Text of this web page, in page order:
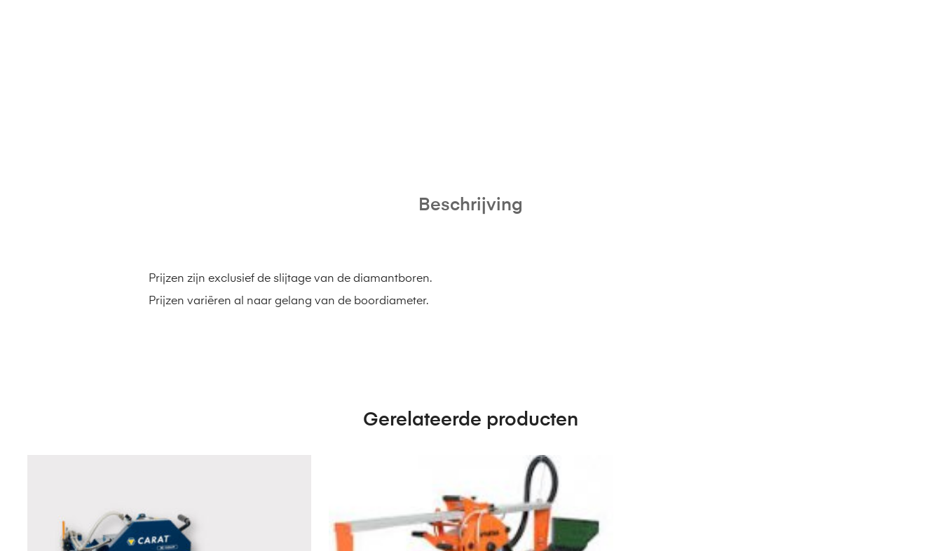
Beschrijving
Prijzen zijn exclusief de slijtage van de diamantboren.
Prijzen variëren al naar gelang van de boordiameter.
Gerelateerde producten